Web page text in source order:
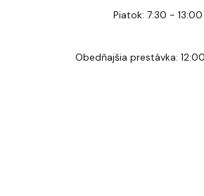
Piatok: 7:30 - 13:00
Obedňajšia prestávka: